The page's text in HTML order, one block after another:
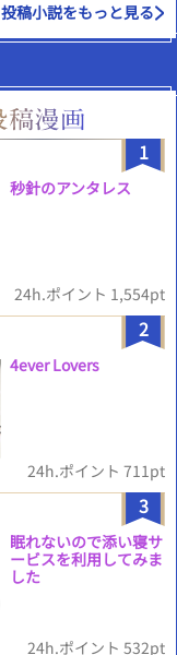
投稿小説をもっと見る
1
秒針のアンタレス
24h.ポイント 1,554pt
2
4ever Lovers
24h.ポイント 711pt
3
眠れないので添い寝サ
ービスを利用してみま
した
24h.ポイント 532pt